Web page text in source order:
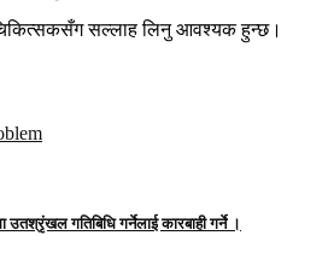
सल्लाह लिनु आवश्यक हुन्छ।
उतश्रृंखल गतिबिधि गर्नेलाई कारबाही गर्ने ।